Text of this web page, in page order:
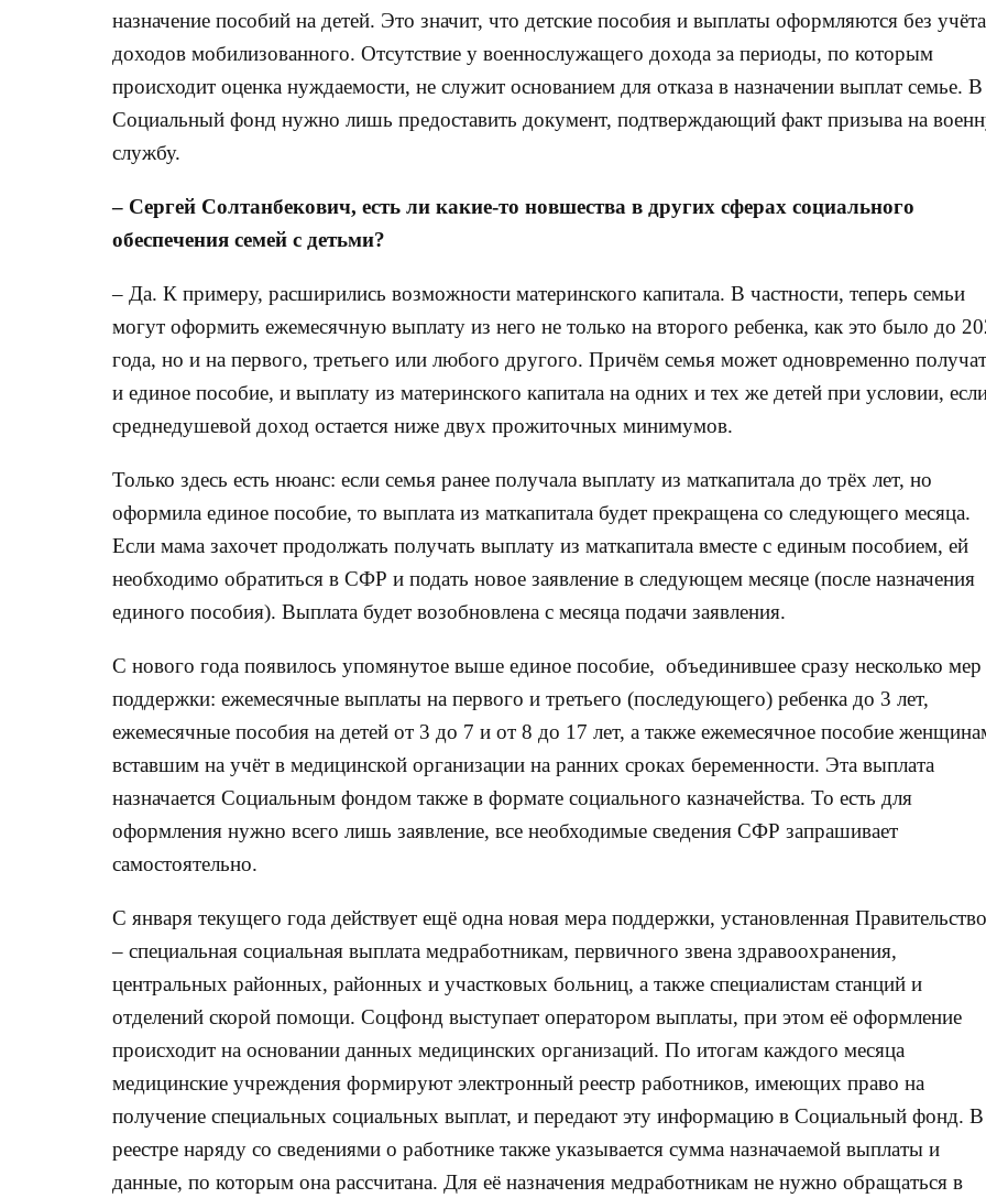
назначение пособий на детей. Это значит, что детские пособия и выплаты оформляются без учёта
доходов мобилизованного. Отсутствие у военнослужащего дохода за периоды, по которым
происходит оценка нуждаемости, не служит основанием для отказа в назначении выплат семье. В
Социальный фонд нужно лишь предоставить документ, подтверждающий факт призыва на
службу.
– Сергей Солтанбекович, есть ли какие-то новшества в других сферах социального
обеспечения семей с детьми?
– Да. К примеру, расширились возможности материнского капитала. В частности, теперь семьи
могут оформить ежемесячную выплату из него не только на второго ребенка, как это было до
года, но и на первого, третьего или любого другого. Причём семья может одновременно
и единое пособие, и выплату из материнского капитала на одних и тех же детей при условии,
среднедушевой доход остается ниже двух прожиточных минимумов.
Только здесь есть нюанс: если семья ранее получала выплату из маткапитала до трёх лет, но
оформила единое пособие, то выплата из маткапитала будет прекращена со следующего месяца.
Если мама захочет продолжать получать выплату из маткапитала вместе с единым пособием, ей
необходимо обратиться в СФР и подать новое заявление в следующем месяце (после назначения
единого пособия). Выплата будет возобновлена с месяца подачи заявления.
С нового года появилось упомянутое выше единое пособие, объединившее сразу несколько мер
поддержки: ежемесячные выплаты на первого и третьего (последующего) ребенка до 3 лет,
ежемесячные пособия на детей от 3 до 7 и от 8 до 17 лет, а также ежемесячное пособие
вставшим на учёт в медицинской организации на ранних сроках беременности. Эта выплата
назначается Социальным фондом также в формате социального казначейства. То есть для
оформления нужно всего лишь заявление, все необходимые сведения СФР запрашивает
самостоятельно.
С января текущего года действует ещё одна новая мера поддержки, установленная
– специальная социальная выплата медработникам, первичного звена здравоохранения,
центральных районных, районных и участковых больниц, а также специалистам станций и
отделений скорой помощи. Соцфонд выступает оператором выплаты, при этом её оформление
происходит на основании данных медицинских организаций. По итогам каждого месяца
медицинские учреждения формируют электронный реестр работников, имеющих право на
получение специальных социальных выплат, и передают эту информацию в Социальный фонд. В
реестре наряду со сведениями о работнике также указывается сумма назначаемой выплаты и
данные, по которым она рассчитана. Для её назначения медработникам не нужно обращаться в